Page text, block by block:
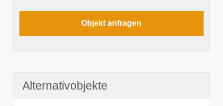
Alternativobjekte